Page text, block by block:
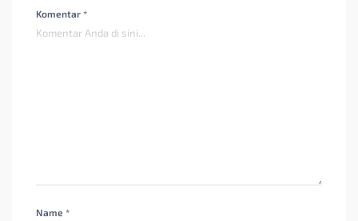
Komentar *
Name *